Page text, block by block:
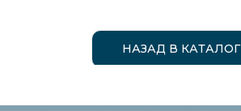
НАЗАД В КАТАЛОГ